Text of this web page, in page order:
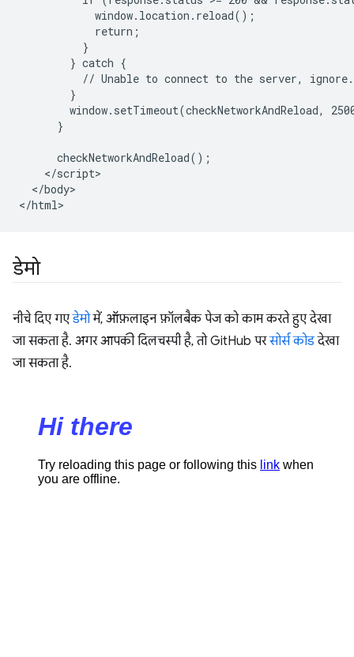
            window.location.reload();
            return;
          }
        } catch {
          // Unable to connect to the server, ignore.
        }
window.setTimeout(checkNetworkAndReload,
      }
      checkNetworkAndReload();
    </script>
  </body>
डेमो
नीचे दिए गएडेमोमें, ऑफ़लाइन फ़ॉलबैक पेज को काम करते हुए देखा
जा सकता है. अगर आपकी दिलचस्पी है, तो GitHub परसोर्स कोडदेखा
जा सकता है.